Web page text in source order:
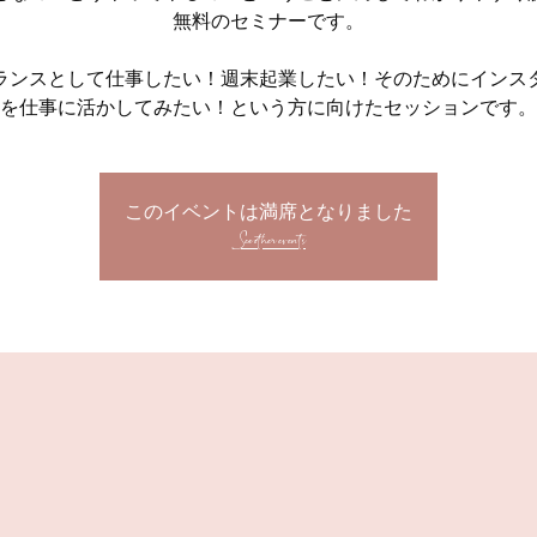
無料のセミナーです。
ンスとして仕事したい！週末起業したい！そのためにインス
を仕事に活かしてみたい！という方に向けたセッションです。
このイベントは満席となりました
See other events